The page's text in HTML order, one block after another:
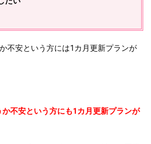
不安という方には1カ月更新プランが
か不安という方にも1カ月更新プランが